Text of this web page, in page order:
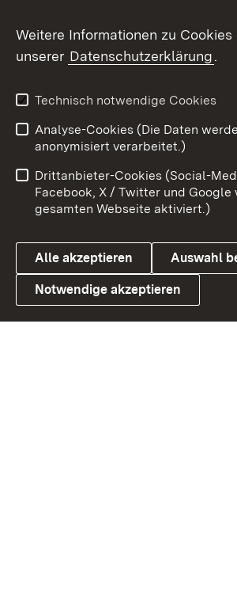
Social Wall
X / Twitter
Youtube
Link zum Landesportal
Benutzungshinweise
Datenschutz
Cookies
Weitere Informationen zu Cookies
unserer Datenschutzerklärung.
Technisch notwendige Cookies
Analyse-Cookies (Die Daten
anonymisiert verarbeitet.)
Drittanbieter-Cookies (Social-
Facebook, X / Twitter und Google
gesamten Webseite aktiviert.)
Alle akzeptieren Auswahl
Notwendige akzeptieren